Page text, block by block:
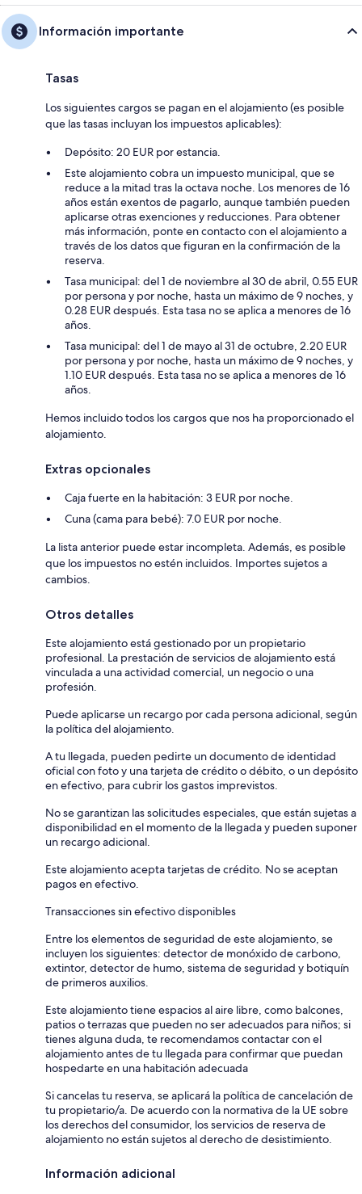
Información importante
Tasas
Los siguientes cargos se pagan en el alojamiento (es posible
que las tasas incluyan los impuestos aplicables):
Depósito: 20 EUR por estancia.
Este alojamiento cobra un impuesto municipal, que se
reduce a la mitad tras la octava noche. Los menores de 16
años están exentos de pagarlo, aunque también pueden
aplicarse otras exenciones y reducciones. Para obtener
más información, ponte en contacto con el alojamiento a
través de los datos que figuran en la confirmación de la
reserva.
Tasa municipal: del 1 de noviembre al 30 de abril, 0.55 EUR
por persona y por noche, hasta un máximo de 9 noches, y
0.28 EUR después. Esta tasa no se aplica a menores de 16
años.
Tasa municipal: del 1 de mayo al 31 de octubre, 2.20 EUR
por persona y por noche, hasta un máximo de 9 noches, y
1.10 EUR después. Esta tasa no se aplica a menores de 16
años.
Hemos incluido todos los cargos que nos ha proporcionado el
alojamiento.
Extras opcionales
Caja fuerte en la habitación: 3 EUR por noche.
Cuna (cama para bebé): 7.0 EUR por noche.
La lista anterior puede estar incompleta. Además, es posible
que los impuestos no estén incluidos. Importes sujetos a
cambios.
Otros detalles
Este alojamiento está gestionado por un propietario
profesional. La prestación de servicios de alojamiento está
vinculada a una actividad comercial, un negocio o una
profesión.
Puede aplicarse un recargo por cada persona adicional, según
la política del alojamiento.
A tu llegada, pueden pedirte un documento de identidad
oficial con foto y una tarjeta de crédito o débito, o un depósito
en efectivo, para cubrir los gastos imprevistos.
No se garantizan las solicitudes especiales, que están sujetas a
disponibilidad en el momento de la llegada y pueden suponer
un recargo adicional.
Este alojamiento acepta tarjetas de crédito. No se aceptan
pagos en efectivo.
Transacciones sin efectivo disponibles
Entre los elementos de seguridad de este alojamiento, se
incluyen los siguientes: detector de monóxido de carbono,
extintor, detector de humo, sistema de seguridad y botiquín
de primeros auxilios.
Este alojamiento tiene espacios al aire libre, como balcones,
patios o terrazas que pueden no ser adecuados para niños; si
tienes alguna duda, te recomendamos contactar con el
alojamiento antes de tu llegada para confirmar que puedan
hospedarte en una habitación adecuada
Si cancelas tu reserva, se aplicará la política de cancelación de
tu propietario/a. De acuerdo con la normativa de la UE sobre
los derechos del consumidor, los servicios de reserva de
alojamiento no están sujetos al derecho de desistimiento.
Información adicional